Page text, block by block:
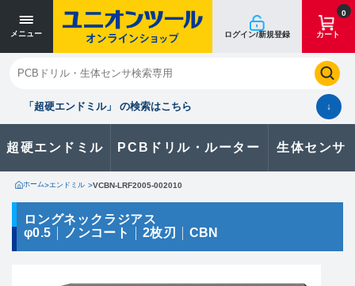
メニュー ログイン/新規登録
0
カート
「超硬エンドミル」 の検索はこちら ↓
超硬エンドミル PCBドリル・ルーター 生体センサ
閉じる
お気に入り クイックオーダー 購入履歴
製品に関するお問い合わせはこちら
お問い合わせ
カタログ一覧
ホーム>エンドミル >VCBN-LRF2005-002010
ロングネックラジアス
φ0.5
ノンコート 2枚刃 CBN
寸法単位 [mm]
寸法単位 [mm]